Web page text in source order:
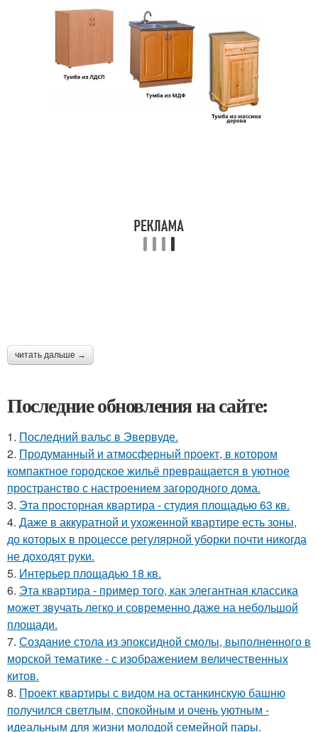
читать дальше →
Последние обновления на сайте:
1. Последний вальс в Эвервуде.
2. Продуманный и атмосферный проект, в котором
компактное городское жильё превращается в уютное
пространство с настроением загородного дома.
3. Эта просторная квартира - студия площадью 63 кв.
4. Даже в аккуратной и ухоженной квартире есть зоны,
до которых в процессе регулярной уборки почти никогда
не доходят руки.
5. Интерьер площадью 18 кв.
6. Эта квартира - пример того, как элегантная классика
может звучать легко и современно даже на небольшой
площади.
7. Создание стола из эпоксидной смолы, выполненного в
морской тематике - с изображением величественных
китов.
8. Проект квартиры с видом на останкинскую башню
получился светлым, спокойным и очень уютным -
идеальным для жизни молодой семейной пары.